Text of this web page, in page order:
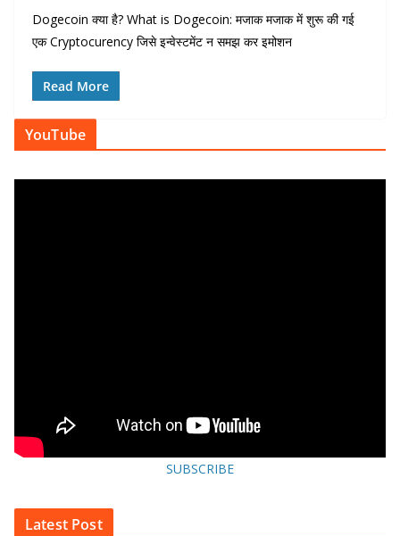
Dogecoin क्या है? What is Dogecoin: मजाक मजाक में शुरू की गई
एक Cryptocurency जिसे इन्वेस्टमेंट न समझ कर इमोशन
Read More
YouTube
SUBSCRIBE
Latest Post